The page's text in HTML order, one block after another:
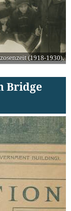
(1918-1930),
Bridge